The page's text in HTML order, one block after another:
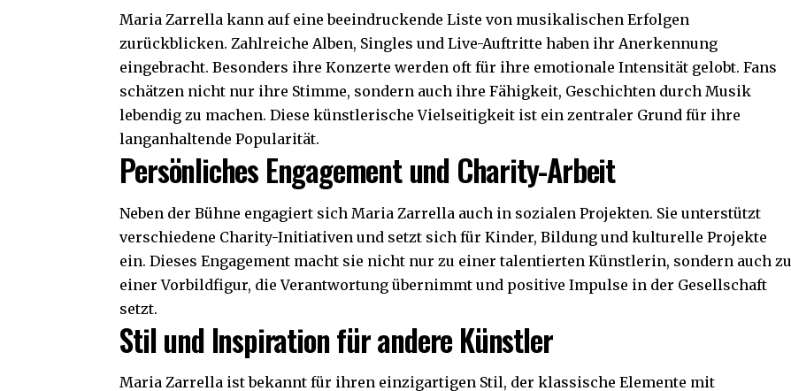
Maria Zarrella kann auf eine beeindruckende Liste von musikalischen Erfolgen
zurückblicken. Zahlreiche Alben, Singles und Live-Auftritte haben ihr Anerkennung
eingebracht. Besonders ihre Konzerte werden oft für ihre emotionale Intensität gelobt. Fans
schätzen nicht nur ihre Stimme, sondern auch ihre Fähigkeit, Geschichten durch Musik
lebendig zu machen. Diese künstlerische Vielseitigkeit ist ein zentraler Grund für ihre
langanhaltende Popularität.
Persönliches Engagement und Charity-Arbeit
Neben der Bühne engagiert sich Maria Zarrella auch in sozialen Projekten. Sie unterstützt
verschiedene Charity-Initiativen und setzt sich für Kinder, Bildung und kulturelle Projekte
ein. Dieses Engagement macht sie nicht nur zu einer talentierten Künstlerin, sondern auch zu
einer Vorbildfigur, die Verantwortung übernimmt und positive Impulse in der Gesellschaft
setzt.
Stil und Inspiration für andere Künstler
Maria Zarrella ist bekannt für ihren einzigartigen Stil, der klassische Elemente mit